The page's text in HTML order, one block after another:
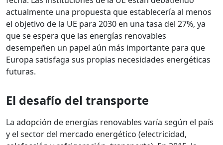
actualmente una propuesta que establecería al menos
el objetivo de la UE para 2030 en una tasa del 27%, ya
que se espera que las energías renovables
desempeñen un papel aún más importante para que
Europa satisfaga sus propias necesidades energéticas
futuras.
El desafío del transporte
La adopción de energías renovables varía según el país
y el sector del mercado energético (electricidad,